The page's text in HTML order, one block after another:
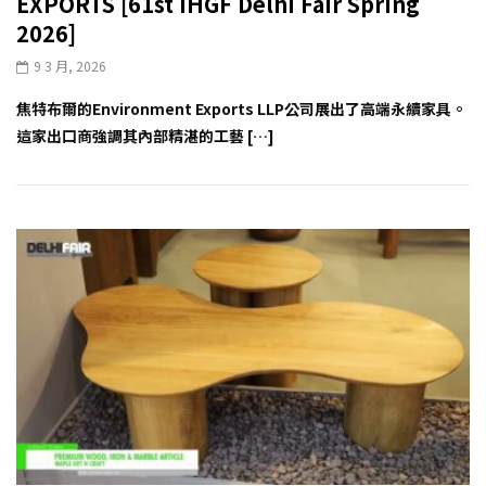
2026]
9 3 月, 2026
焦特布爾的Environment Exports LLP公司展出了高端永續家具。
這家出口商強調其內部精湛的工藝 […]